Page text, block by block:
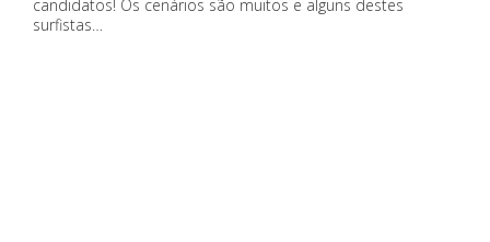
candidatos! Os cenários são muitos e alguns destes
surfistas…